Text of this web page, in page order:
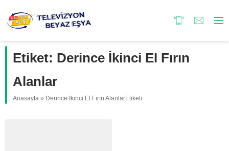
Etiket: Derince İkinci El Fırın
Alanlar
Anasayfa » Derince İkinci El Fırın AlanlarEtiketi